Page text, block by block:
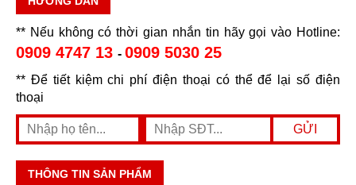
** Nếu không có thời gian nhắn tin hãy gọi vào Hotline:
0909 4747 13 - 0909 5030 25
** Để tiết kiệm chi phí điện thoại có thể để lại số điện
thoại
THÔNG TIN SẢN PHẨM